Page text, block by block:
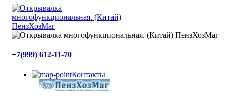
+7(999) 612-11-70
Контакты